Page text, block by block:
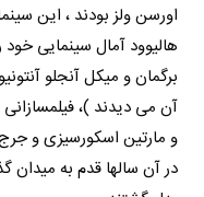
اورسن ولز بودند ، این
هالیوود آمال سینمایی خود
برگمان و میکل آنجلو
آن می دیدند )، فیلمسازانی
و مارتین اسکورسیزی و
در آن سالها قدم به میدان